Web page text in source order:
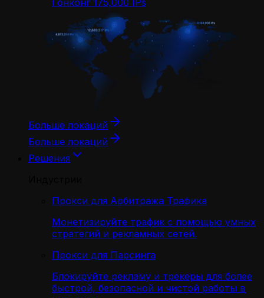
Гонконг 175,000 IPs
Больше локаций
Больше локаций
Решения
Прокси для Арбитража Трафика
Монетизируйте трафик с помощью умных
стратегий и рекламных сетей.
Прокси для Парсинга
Блокируйте рекламу и трекеры для более
быстрой, безопасной и чистой работы в